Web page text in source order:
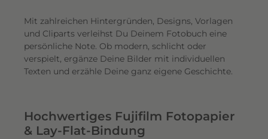
Mit zahlreichen Hintergründen, Designs, Vorlagen
und Cliparts verleihst Du Deinem Fotobuch eine
persönliche Note. Ob modern, schlicht oder
verspielt, ergänze Deine Bilder mit individuellen
Texten und erzähle Deine ganz eigene Geschichte.
Hochwertiges Fujifilm Fotopapier
& Lay-Flat-Bindung